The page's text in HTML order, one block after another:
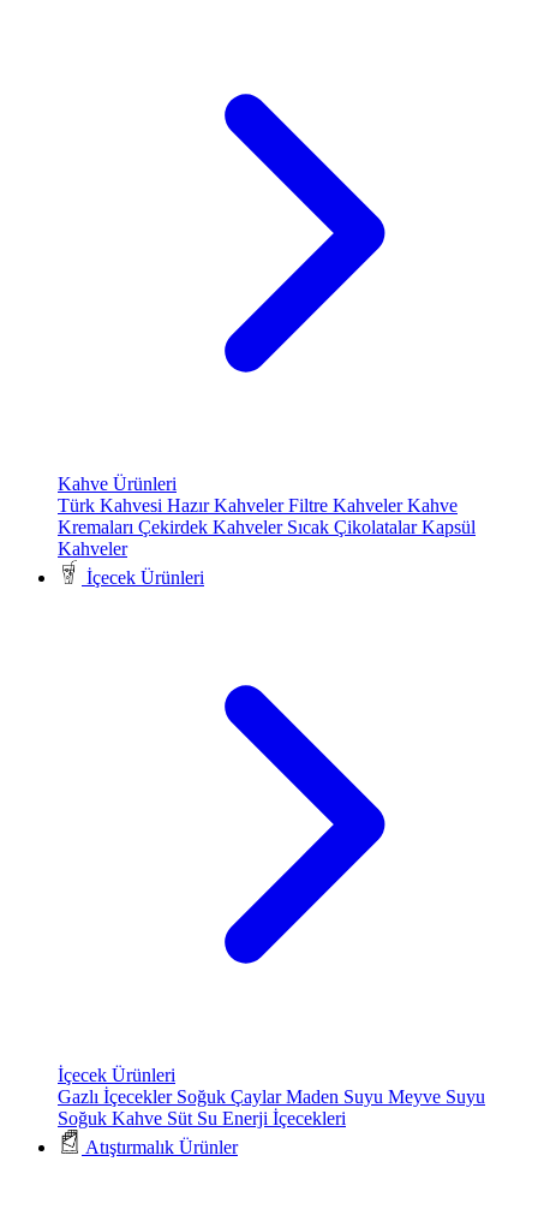
Kahve Ürünleri
Türk Kahvesi Hazır KahvelerFiltre KahvelerKahve
Kremaları Çekirdek Kahveler Sıcak ÇikolatalarKapsül
Kahveler
İçecek Ürünleri
İçecek Ürünleri
Gazlı İçecekler Soğuk ÇaylarMaden Suyu Meyve Suyu
Soğuk Kahve Süt Su Enerji İçecekleri
Atıştırmalık Ürünler